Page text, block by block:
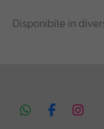
Disponibile in
W
F
I